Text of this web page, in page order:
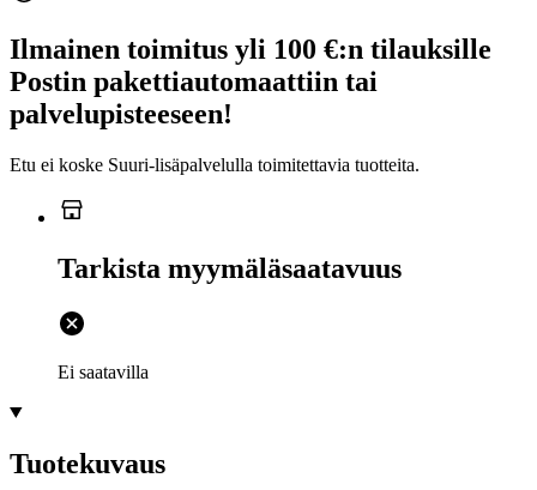
Ilmainen toimitus yli 100 €:n tilauksille
Postin pakettiautomaattiin tai
palvelupisteeseen!
Etu ei koske Suuri‑lisäpalvelulla toimitettavia tuotteita.
Tarkista myymäläsaatavuus
Ei saatavilla
Tuotekuvaus